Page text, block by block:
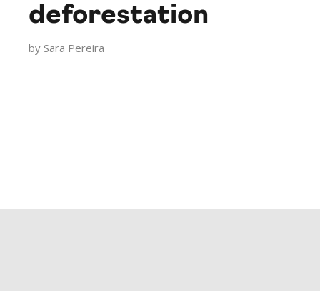
deforestation
by Sara Pereira